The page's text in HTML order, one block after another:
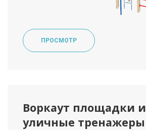
ПРОСМОТР
Воркаут площадки и
уличные тренажеры